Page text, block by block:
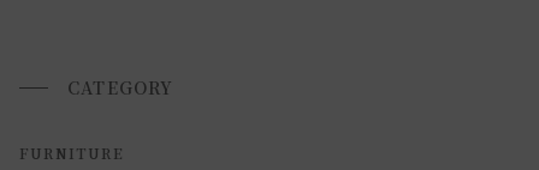
いませ 。
返品・交換について
CATEGORY
FURNITURE